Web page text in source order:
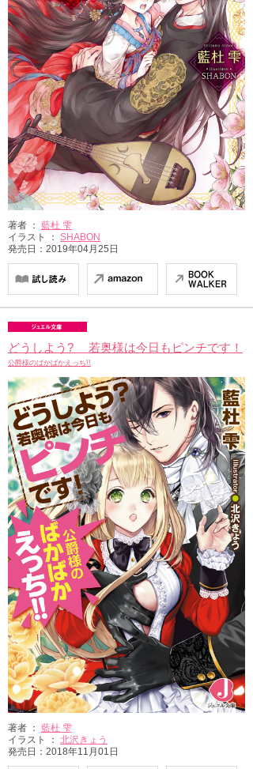
著者 ： 藍杜 雫
イラスト ： SHABON
発売日：2019年04月25日
どうしよう? 若奥様は今日もピンチです！
公爵様のばかばかえっち!!
著者 ： 藍杜 雫
イラスト ： 北沢きょう
発売日：2018年11月01日